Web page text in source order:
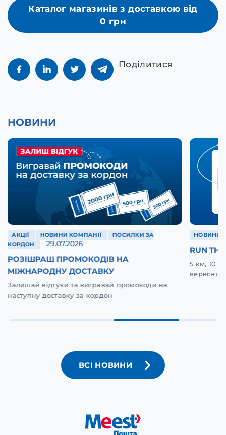
Каталог магазинів з доставкою від
0 грн
Поділитися
НОВИНИ
АКЦІЇ НОВИНИ КОМПАНІЇ
ПОСИЛКИ ЗА
КОРДОН
29.07.2026
РОЗІШРАШ ПРОМОКОДІВ НА
МІЖНАРОДНУ ДОСТАВКУ
Залишай відгуки та вигравай промокоди на
наступну доставку за кордон
НОВИНИ
RUN
5 км, 10
вересня
ВСІ НОВИНИ